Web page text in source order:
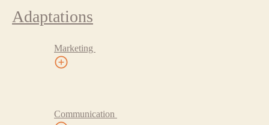
Adaptations
Marketing
Communication